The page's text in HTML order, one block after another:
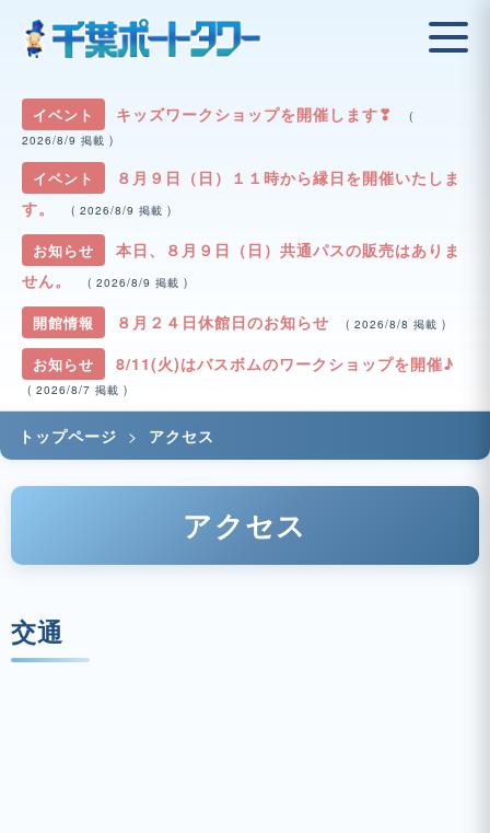
イベント キッズワークショップを開催します❣
(
2026/8/9 掲載 )
イベント
８月９日（日）１１時から縁日を開催いたしま
す。
( 2026/8/9 掲載 )
お知らせ
本日、８月９日（日）共通パスの販売はありま
せん。
( 2026/8/9 掲載 )
開館情報 ８月２４日休館日のお知らせ ( 2026/8/8 掲載 )
お知らせ 8/11(火)はバスボムのワークショップを開催♪
( 2026/8/7 掲載 )
トップページ > アクセス
アクセス
交通